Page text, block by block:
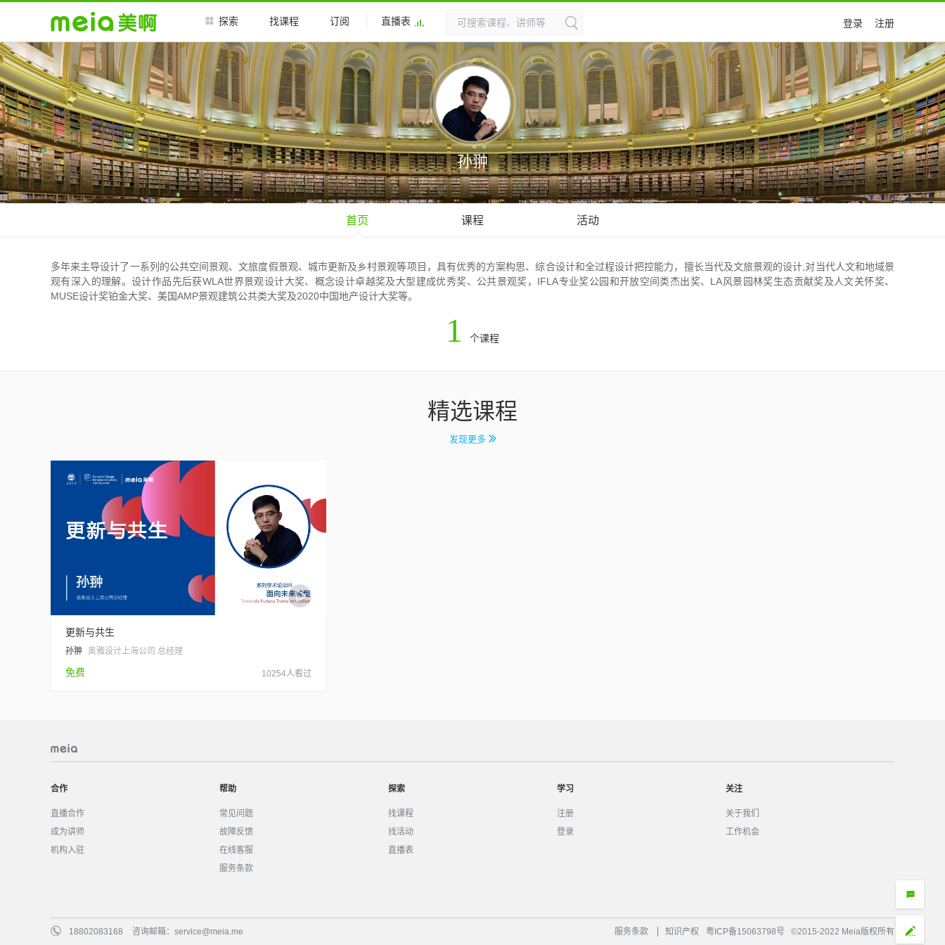
探索 找课程 订阅 直播表 登录 注册
孙翀
首页 课程 活动
多年来主导设计了一系列的公共空间景观、文旅度假景观、城市更新及乡村景观等项目，具有优秀的方案构思、综合设计和全过程设计把控能力，擅长当代及文旅景观的设计,对当代人文和地域景
观有深入的理解。设计作品先后获WLA世界景观设计大奖、概念设计卓越奖及大型建成优秀奖、公共景观奖，IFLA专业奖公园和开放空间类杰出奖、LA风景园林奖生态贡献奖及人文关怀奖、
MUSE设计奖铂金大奖、美国AMP景观建筑公共类大奖及2020中国地产设计大奖等。
1 个课程
精选课程
发现更多
更新与共生
孙翀 奥雅设计上海公司 总经理
免费 10254人看过
合作
直播合作
成为讲师
机构入驻
帮助
常见问题
故障反馈
在线客服
服务条款
探索
找课程
找活动
直播表
学习
注册
登录
关注
关于我们
工作机会
18802083168 咨询邮箱： service@meia.me 粤ICP备15063798号 ©2015-2022 Meia版权所有
服务条款 知识产权